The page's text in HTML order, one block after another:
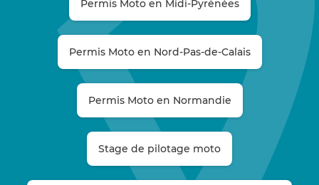
Permis Moto en Midi-Pyrénées
Permis Moto en Nord-Pas-de-Calais
Permis Moto en Normandie
Stage de pilotage moto